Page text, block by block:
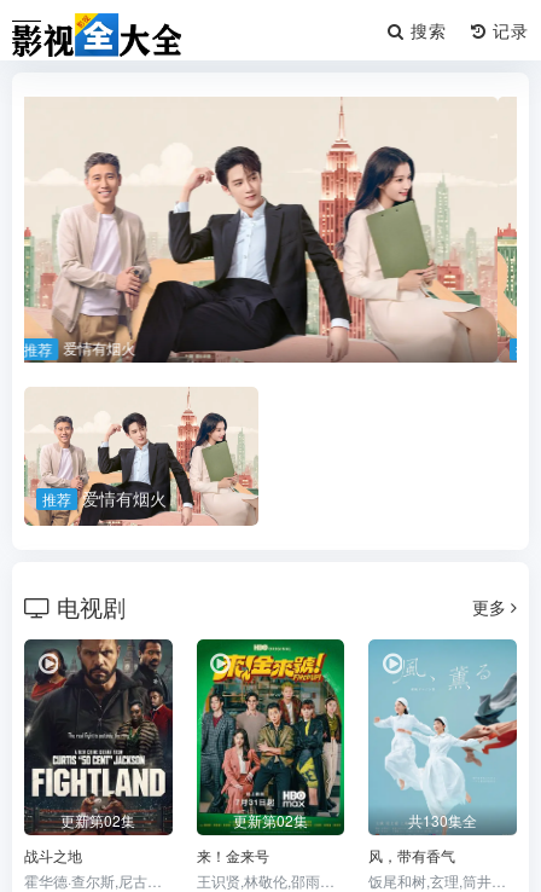
搜索
推荐 爱情有烟火
推荐 爱情有烟火
电视剧 更多
更新第02集
战斗之地
更新第02集
来！金来号
王识贤,林敬伦,邵雨薇,袁澧林,吴思贤,林思宇,周兴哲,黄冠智,叶子绮
共130集全
风，带有香气